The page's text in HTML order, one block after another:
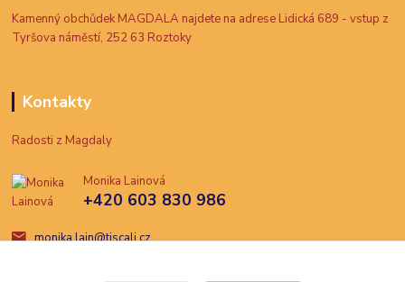
Kamenný obchůdek MAGDALA najdete na adrese Lidická 689 - vstup z
Tyršova náměstí, 252 63 Roztoky
Kontakty
Radosti z Magdaly
Monika Lainová
+420 603 830 986
monika.lain@tiscali.cz